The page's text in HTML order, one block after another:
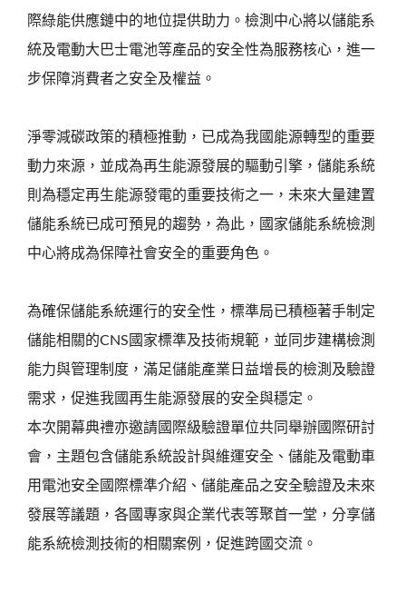
際綠能供應鏈中的地位提供助力。檢測中心將以儲能系
統及電動大巴士電池等產品的安全性為服務核心，進一
步保障消費者之安全及權益。
淨零減碳政策的積極推動，已成為我國能源轉型的重要
動力來源，並成為再生能源發展的驅動引擎，儲能系統
則為穩定再生能源發電的重要技術之一，未來大量建置
儲能系統已成可預見的趨勢，為此，國家儲能系統檢測
中心將成為保障社會安全的重要角色。
為確保儲能系統運行的安全性，標準局已積極著手制定
儲能相關的CNS國家標準及技術規範，並同步建構檢測
能力與管理制度，滿足儲能產業日益增長的檢測及驗證
需求，促進我國再生能源發展的安全與穩定。
本次開幕典禮亦邀請國際級驗證單位共同舉辦國際研討
會，主題包含儲能系統設計與維運安全、儲能及電動車
用電池安全國際標準介紹、儲能產品之安全驗證及未來
發展等議題，各國專家與企業代表等聚首一堂，分享儲
能系統檢測技術的相關案例，促進跨國交流。